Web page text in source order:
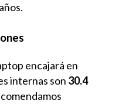
encajará en
internas son 30.4